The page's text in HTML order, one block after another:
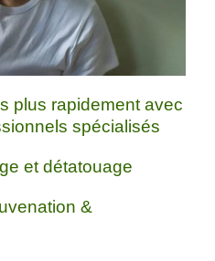
plus rapidement avec
spécialisés
et détatouage
&